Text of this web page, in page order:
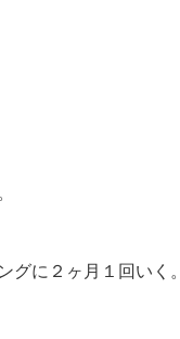
グに２ヶ月１回いく。